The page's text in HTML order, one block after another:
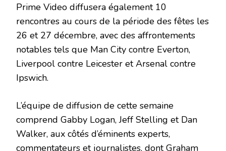
Prime Video diffusera également 10
rencontres au cours de la période des fêtes les
26 et 27 décembre, avec des affrontements
notables tels que Man City contre Everton,
Liverpool contre Leicester et Arsenal contre
Ipswich.
L’équipe de diffusion de cette semaine
comprend Gabby Logan, Jeff Stelling et Dan
Walker, aux côtés d’éminents experts,
commentateurs et journalistes, dont Graham